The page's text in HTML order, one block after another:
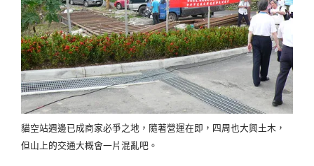
貓空站週邊已成商家必爭之地，隨著營運在即，四周也大興土木，
但山上的交通大概會一片混亂吧。